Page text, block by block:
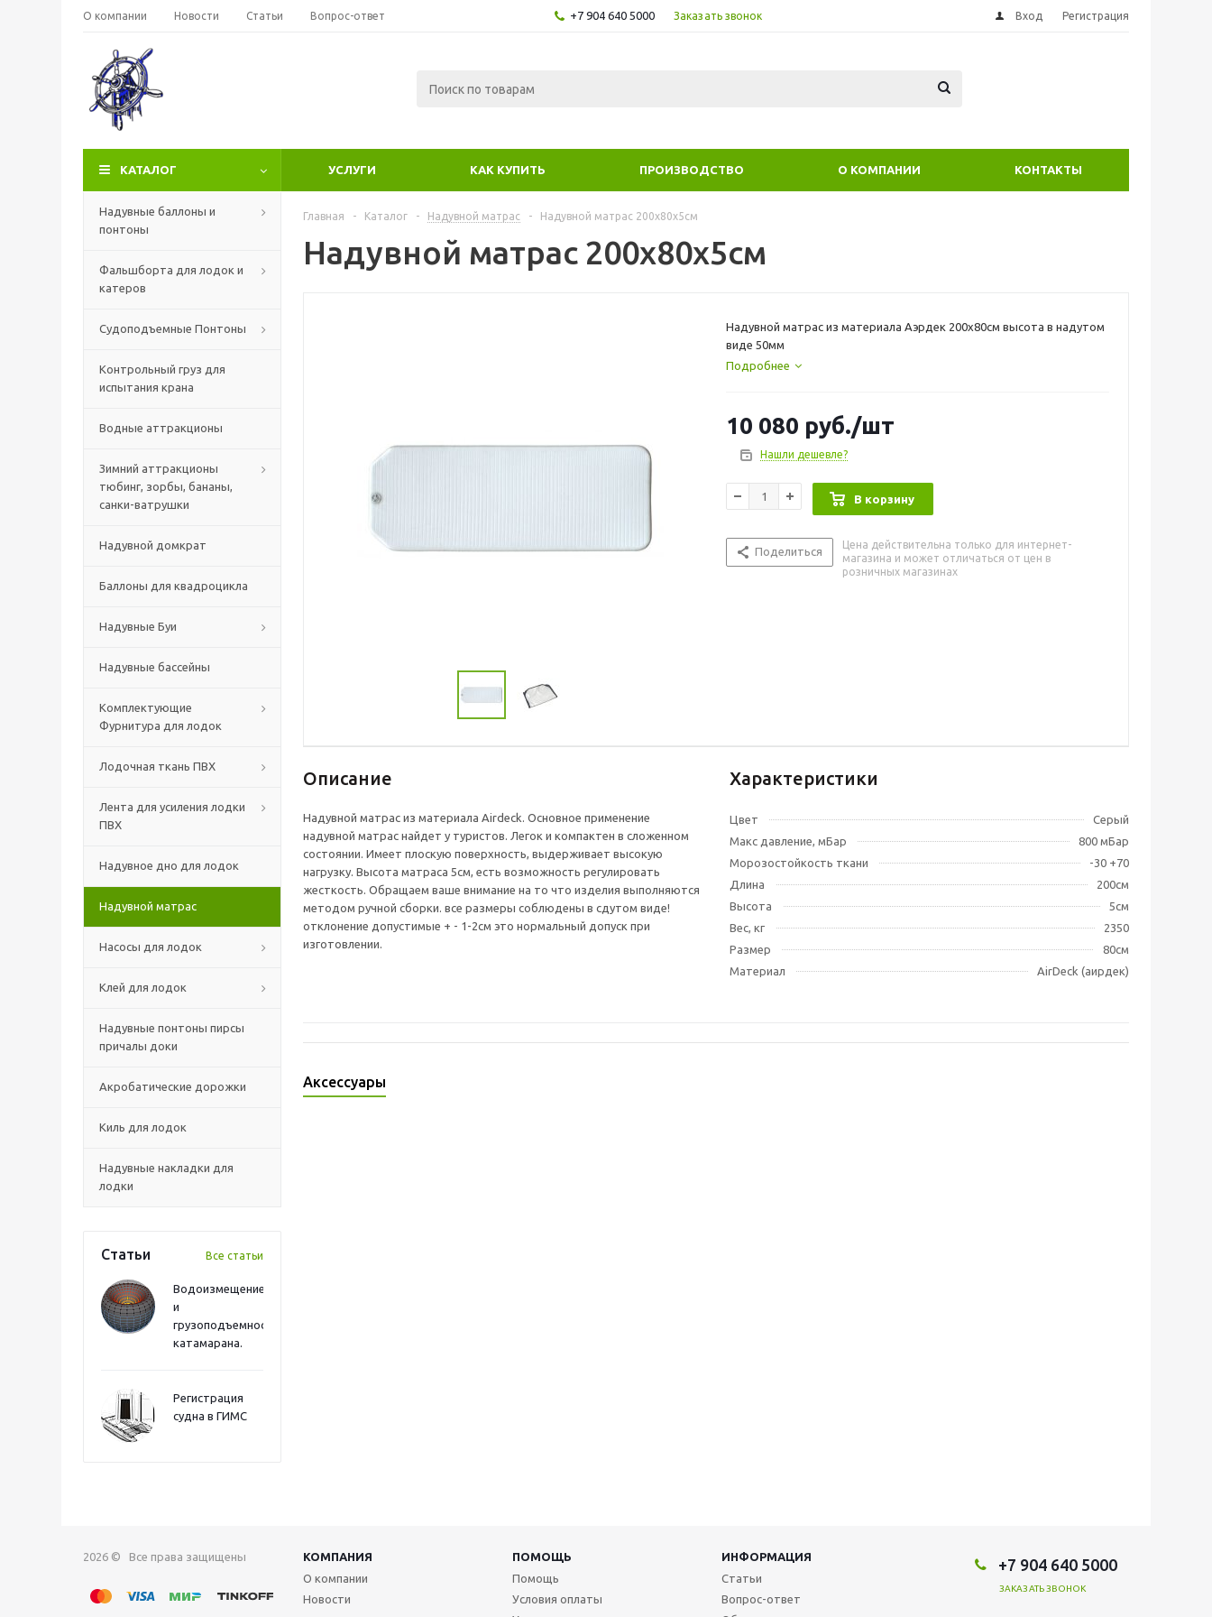
О компании Новости Статьи Вопрос-ответ +7 904 640 5000 Заказать звонок Вход Регистрация
КАТАЛОГ УСЛУГИ КАК КУПИТЬ ПРОИЗВОДСТВО О КОМПАНИИ КОНТАКТЫ
Надувные баллоны и
понтоны
Фальшборта для лодок и
катеров
Судоподъемные Понтоны
Контрольный груз для
испытания крана
Водные аттракционы
Зимний аттракционы
тюбинг, зорбы, бананы,
санки-ватрушки
Надувной домкрат
Баллоны для квадроцикла
Надувные Буи
Надувные бассейны
Комплектующие
Фурнитура для лодок
Лодочная ткань ПВХ
Лента для усиления лодки
ПВХ
Надувное дно для лодок
Надувной матрас
Насосы для лодок
Клей для лодок
Надувные понтоны пирсы
причалы доки
Акробатические дорожки
Киль для лодок
Надувные накладки для
лодки
Статьи Все статьи
Водоизмещение
и
грузоподъемность
катамарана.
Регистрация
судна в ГИМС
Главная - Каталог - Надувной матрас - Надувной матрас 200х80x5см
Надувной матрас 200х80x5см
Надувной матрас из материала Аэрдек 200х80см высота в надутом
виде 50мм
Подробнее
10 080 руб./шт
Нашли дешевле?
В корзину
Поделиться
Цена действительна только для интернет-
магазина и может отличаться от цен в
розничных магазинах
Описание
Надувной матрас из материала Airdeck. Основное применение
надувной матрас найдет у туристов. Легок и компактен в сложенном
состоянии. Имеет плоскую поверхность, выдерживает высокую
нагрузку. Высота матраса 5см, есть возможность регулировать
жесткость. Обращаем ваше внимание на то что изделия выполняются
методом ручной сборки. все размеры соблюдены в сдутом виде!
отклонение допустимые + - 1-2см это нормальный допуск при
изготовлении.
Характеристики
Цвет
Серый
Макс давление, мБар
800 мБар
Морозостойкость ткани
-30 +70
Длина
200см
Высота
5см
Вес, кг
2350
Размер
80см
Материал
AirDeck (аирдек)
Аксессуары
2026 © Все права защищены КОМПАНИЯ ПОМОЩЬ
ИНФОРМАЦИЯ
О компании
Новости
Помощь
Условия оплаты
Статьи
Вопрос-ответ
+7 904 640 5000
ЗАКАЗАТЬ ЗВОНОК